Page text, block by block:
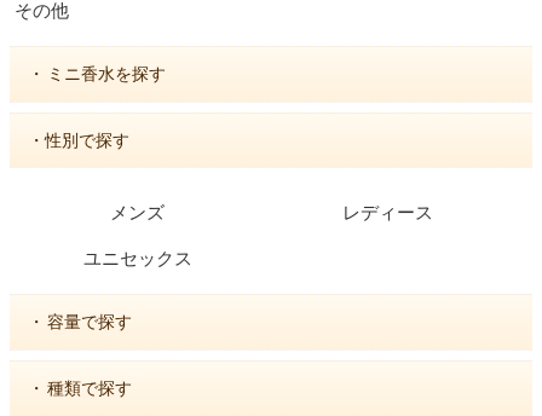
その他
・ ミニ香水を探す
・性別で探す
メンズ レディース
ユニセックス
・ 容量で探す
・ 種類で探す